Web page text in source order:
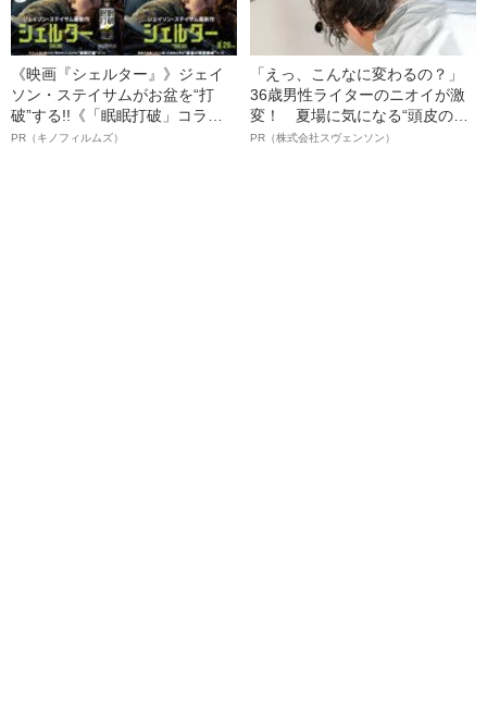
《映画『シェルター』》ジェイ
ソン・ステイサムがお盆を“打
破”する!!《「眠眠打破」コラ
ボ》
PR（キノフィルムズ）
「えっ、こんなに変わるの？」
36歳男性ライターのニオイが激
変！ 夏場に気になる“頭皮のニ
オイ”や“ベタつき”を解消す
PR（株式会社スヴェンソン）